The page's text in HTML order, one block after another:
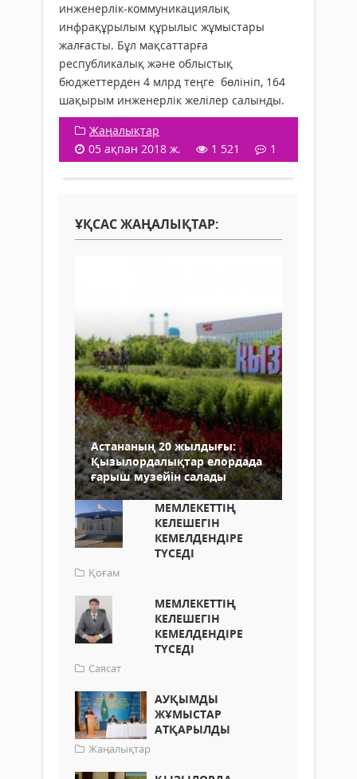
инженерлік-коммуникациялық
инфрақұрылым құрылыс жұмыстары
жалғасты. Бұл мақсаттарға
республикалық және облыстық
бюджеттерден 4 млрд теңге бөлініп, 164
шақырым инженерлік желілер салынды.
Жаңалықтар
05 ақпан 2018 ж.
1 521 1
ҰҚСАС ЖАҢАЛЫҚТАР:
Астананың 20 жылдығы:
Қызылордалықтар елордада
ғарыш музейін салады
МЕМЛЕКЕТТІҢ
КЕЛЕШЕГІН
КЕМЕЛДЕНДІРЕ
ТҮСЕДІ
Қоғам
МЕМЛЕКЕТТІҢ
КЕЛЕШЕГІН
КЕМЕЛДЕНДІРЕ
ТҮСЕДІ
Саясат
АУҚЫМДЫ
ЖҰМЫСТАР
АТҚАРЫЛДЫ
Жаңалықтар